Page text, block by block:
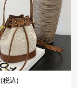
(税込)